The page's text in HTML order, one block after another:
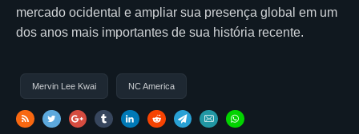
mercado ocidental e ampliar sua presença global em um
dos anos mais importantes de sua história recente.
Mervin Lee Kwai NC America